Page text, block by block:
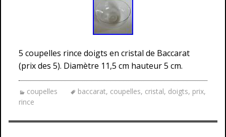
5 coupelles rince doigts en cristal de Baccarat
(prix des 5). Diamètre 11,5 cm hauteur 5 cm.
coupelles baccarat, coupelles, cristal, doigts, prix,
rince